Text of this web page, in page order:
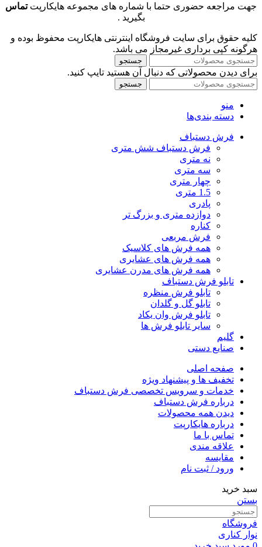
جهت مراجعه حضوری حتما با شماره های مجموعه هایکارپتتماس
بگیرید .
کلیه حقوق برای سایت فروشگاه اینترنتی هایکارپت محفوظ بوده و
هرگونه کپی برداری غیرمجاز می باشد.
جستجو
برای دیدن محصولاتی که دنبال آن هستید تایپ کنید.
جستجو
منو
دسته بندی‌ها
فرش دستباف
فرش دستباف شش متری
نه متری
سه متری
چهار متری
1.5 متری
پادری
دوازده متری و بزرگ تر
کناره
فرش مربعی
همه فرش های کلاسیک
همه فرش های عشایری
همه فرش های مدرن عشایری
تابلو فرش دستباف
تابلو فرش منظره
تابلو گل و گلدان
تابلو فرش وان یکاد
سایر تابلو فرش ها
گلیم
صنایع دستی
صفحه اصلی
تخفیف ها و پیشنهاد ویژه
خدمات و سرویس تخصصی فرش دستباف
درباره فرش دستباف
دیدن همه محصولات
درباره هایکارپت
تماس با ما
علاقه مندی
مقايسه
ورود / ثبت نام
سبد خرید
بستن
فروشگاه
نوار کناری